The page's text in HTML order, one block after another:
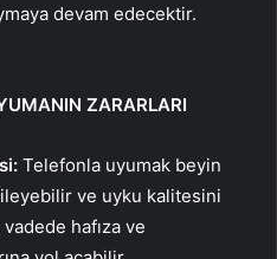
devam edecektir.
ZARARLARI
Telefonla uyumak beyin
ve uyku kalitesini
hafıza ve